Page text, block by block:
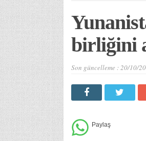
birliğini
Son güncelleme :20/10/